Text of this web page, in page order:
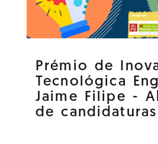
Prémio de
Tecnológica
Jaime Filipe -
de candidaturas